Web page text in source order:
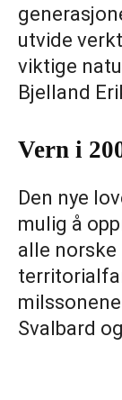
utvide
viktige
Bjelland
Vern i
Den nye
mulig å
alle
Svalbard